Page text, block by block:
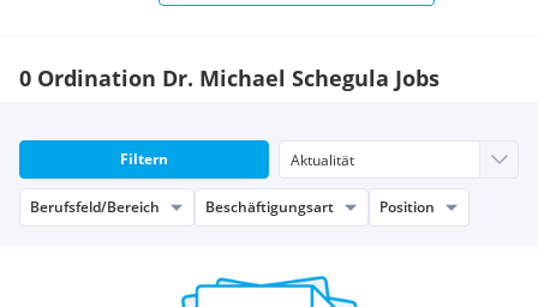
0 Ordination Dr. Michael Schegula Jobs
Filtern
Berufsfeld/Bereich Beschäftigungsart Position